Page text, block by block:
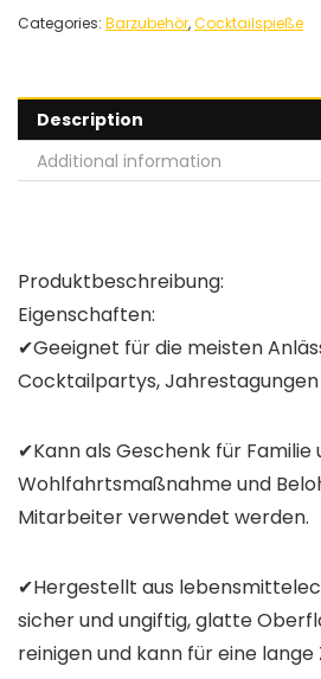
Categories: Barzubehör,Cocktailspieße
Description
Additional information
Produktbeschreibung:
Eigenschaften:
✔Geeignet für die meisten
Cocktailpartys, Jahrestagungen
✔Kann als Geschenk für Familie
Wohlfahrtsmaßnahme und
Mitarbeiter verwendet werden.
✔Hergestellt aus
sicher und ungiftig, glatte
reinigen und kann für eine